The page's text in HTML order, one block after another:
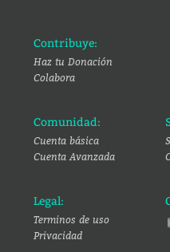
Contribuye:
Haz tu Donación
Colabora
Comunidad:
Cuenta básica
Cuenta Avanzada
Legal:
Terminos de uso
Privacidad